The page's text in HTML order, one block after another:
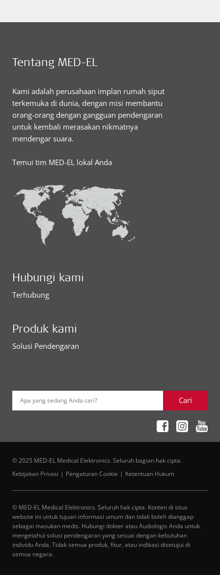
Tentang MED-EL
Kami adalah perusahaan implan rumah siput
terkemuka di dunia, dengan misi membantu
orang-orang dengan gangguan pendengaran
untuk kembali merasakan nikmatnya
mendengar suara.
Temui tim MED-EL lokal Anda
Hubungi kami
Terhubung
Produk kami
Solusi Pendengaran
Apa yang sedang Anda cari? Cari
© 2025 MED-EL Medical Elektronics. Seluruh bagian hak cipta.
Kebijakan Privasi
Pengaturan Cookie Ketentuan Hukum
© MED-EL Medical Elektronics. Seluruh hak cipta. Konten di situs
website ini untuk tujuan informasi umum dan tidak boleh dianggap
sebagai masukan medis. Hubungi dokter atau Audiologis Anda untuk
mengetahui solusi pendengaran yang sesuai dengan kebutuhan
individu Anda. Tidak semua produk, fitur, atau indikasi disetujui di
semua negara.